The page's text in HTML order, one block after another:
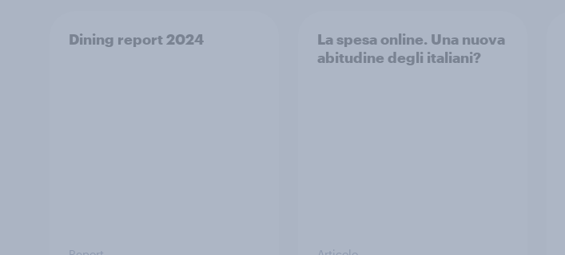
Dining report 2024
La spesa online. Una nuova
abitudine degli italiani?